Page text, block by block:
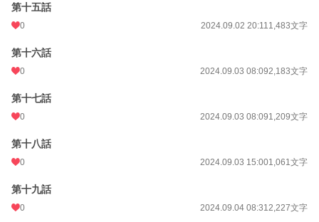
第十五話
0 2024.09.02 20:111,483文字
第十六話
0 2024.09.03 08:092,183文字
第十七話
0 2024.09.03 08:091,209文字
第十八話
0 2024.09.03 15:001,061文字
第十九話
0 2024.09.04 08:312,227文字